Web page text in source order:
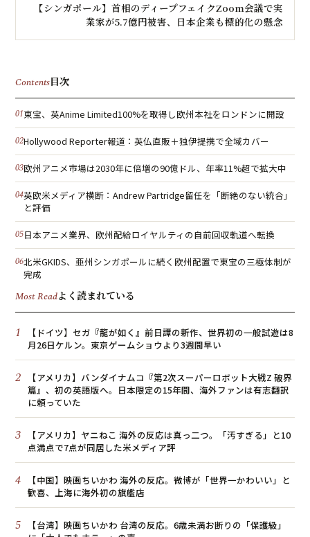
【シンガポール】首相のディープフェイクZoom会議で実
業家が5.7億円被害、日本企業も標的化の懸念
Contents目次
東宝、英Anime Limited100%を取得し欧州本社をロンドンに開設
Hollywood Reporter報道：英仏直販＋独伊提携で全域カバー
欧州アニメ市場は2030年に倍増の90億ドル、年率11%超で拡大中
英欧米メディア横断：Andrew Partridge留任を「断絶のない統合」
と評価
日本アニメ業界、欧州配給ロイヤルティの自前回収軌道へ転換
北米GKIDS、亜州シンガポールに続く欧州配置で東宝の三極体制が
完成
Most Readよく読まれている
1
【ドイツ】セガ『龍が如く』前日譚の新作、世界初の一般試遊は8
月26日ケルン。東京ゲームショウより3週間早い
2
【アメリカ】バンダイナムコ『第2次スーパーロボット大戦Z 破界
篇』、初の英語版へ。日本限定の15年間、海外ファンは有志翻訳
に頼っていた
3
【アメリカ】ヤニねこ 海外の反応は真っ二つ。「汚すぎる」と10
点満点で7点が同居した米メディア評
4
【中国】映画ちいかわ 海外の反応。微博が「世界一かわいい」と
歓喜、上海に海外初の旗艦店
5
【台湾】映画ちいかわ 台湾の反応。6歳未満お断りの「保護級」